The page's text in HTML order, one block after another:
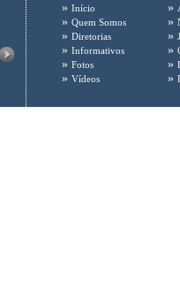
» Início
» Quem Somos
» Diretorias
» Informativos
» Fotos
» Vídeos
»
»
»
»
»
»